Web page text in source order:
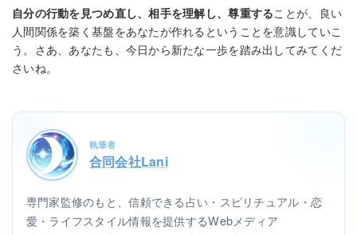
自分の行動を見つめ直し、相手を理解し、尊重することが、良い
人間関係を築く基盤をあなたが作れるということを意識していこ
う。さあ、あなたも、今日から新たな一歩を踏み出してみてくだ
さいね。
執筆者
合同会社Lani
専門家監修のもと、信頼できる占い・スピリチュアル・恋
愛・ライフスタイル情報を提供するWebメディア